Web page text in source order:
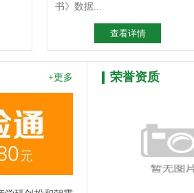
书》数据...
查看详情
+更多 荣誉资质